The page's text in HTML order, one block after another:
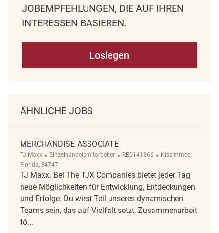
OBEMPFEHLUNGEN, DIE AUF IHREN I
NTERESSEN BASIEREN.
Loslegen
ÄHNLICHE JOBS
MERCHANDISE ASSOCIATE
TJ Maxx Kategorie
Einzelhandelsmitarbeiter ReqId
REQ141866 Ort
Kissimmee,
Florida, 34747
TJ Maxx. Bei The TJX Companies bietet jeder Tag
neue Möglichkeiten für Entwicklung, Entdeckungen
und Erfolge. Du wirst Teil unseres dynamischen
Teams sein, das auf Vielfalt setzt, Zusammenarbeit
fö...